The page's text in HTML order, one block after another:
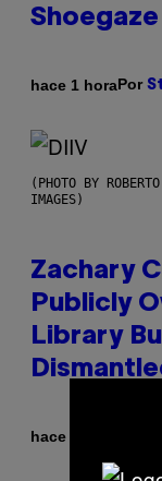
Shoegaze
hace 1 horaPor
(PHOTO BY
IMAGES)
Zachary
Publicly
Library
hace 1 hora